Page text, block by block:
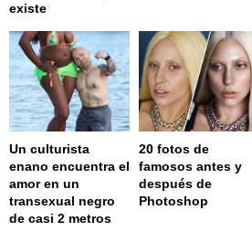
existe
Un culturista
enano encuentra el
amor en un
transexual negro
de casi 2 metros
20 fotos de
famosos antes y
después de
Photoshop